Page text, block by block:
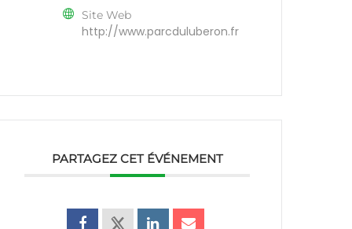
Site Web
http://www.parcduluberon.fr
PARTAGEZ CET ÉVÉNEMENT